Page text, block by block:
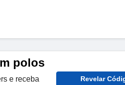
polos
e receba
Revelar